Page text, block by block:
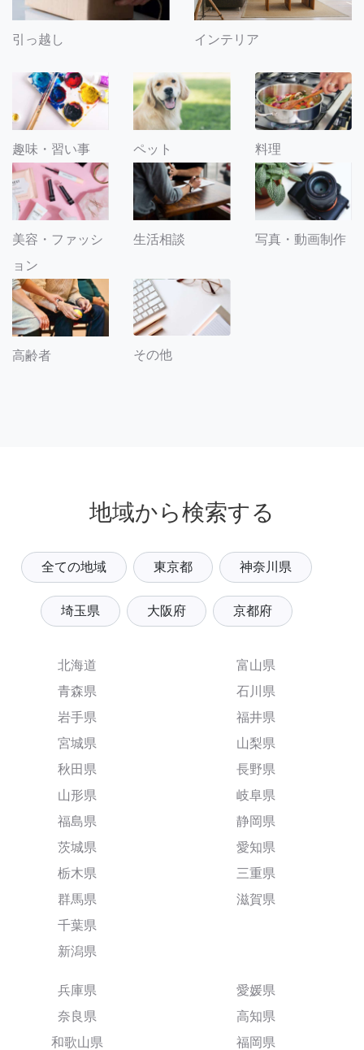
引っ越し インテリア
趣味・習い事 ペット 料理
美容・ファッシ
ョン
生活相談 写真・動画制作
高齢者 その他
地域から検索する
全ての地域 東京都 神奈川県
埼玉県 大阪府 京都府
北海道
青森県
岩手県
宮城県
秋田県
山形県
福島県
茨城県
栃木県
群馬県
千葉県
新潟県
富山県
石川県
福井県
山梨県
長野県
岐阜県
静岡県
愛知県
三重県
滋賀県
兵庫県
奈良県
和歌山県
愛媛県
高知県
福岡県